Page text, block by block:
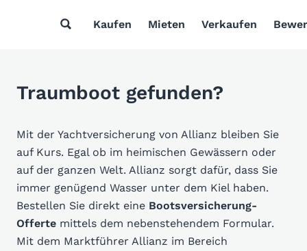
Kaufen Mieten Verkaufen
Traumboot gefunden?
Mit der Yachtversicherung von Allianz bleiben Sie
auf Kurs. Egal ob im heimischen Gewässern oder
auf der ganzen Welt. Allianz sorgt dafür, dass Sie
immer genügend Wasser unter dem Kiel haben.
Bestellen Sie direkt eine Bootsversicherung-
Offerte mittels dem nebenstehendem Formular.
Mit dem Marktführer Allianz im Bereich